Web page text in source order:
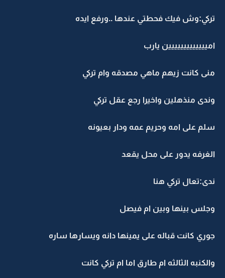
تركي:وش فيك فحطتي عندها ..ورفع ايده
امييييييييييييين يارب
منى كانت زيهم ماهي مصدقه وام تركي
وندى منذهلين واخيرا رجع عقل تركي
سلم على امه وحريم عمه ودار بعيونه
الغرفه يدور على محل يقعد
ندى:تعال تركي هنا
وجلس بينها وبين ام فيصل
جوري كانت قباله على يمينها دانه ويسارها ساره
والكنبه الثالثه ام طارق اما ام تركي كانت